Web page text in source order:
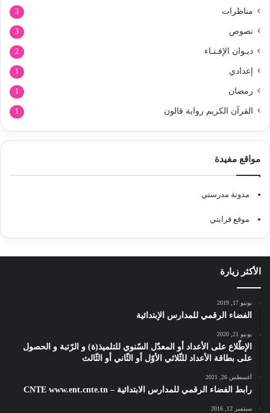
مناظرات 3
نصوص 3
ديـوان الإفـتـاء 2
إعدادي 1
رمضان 1
القرآن الكريم رواية قالون 1
مواقع مفيدة
مدونة مدرستي
موقع قرايتي
الأكثر زيارة
يونيو 17, 2019
الفضاء الرقمي للمدارس الإبتدائية
يونيو 21, 2020
الإطّلاع على الأعداد أو المعدّل السّنوي للتلميذ(ة) و الرّتبة و الحصول
على بطاقة الأعداد للثّلاثي الأوّل أو الثّاني أو الثّالث
أغسطس 26, 2021
رابط الفضاء الرقمي للمدارس الابتدائية – CNTE www.ent.cnte.tn
سبتمبر 12, 2016